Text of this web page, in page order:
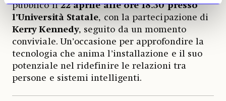
pubblico il22 aprile alle ore 18.30 presso
l’Università Statale, con la partecipazione di
Kerry Kennedy, seguito da un momento
conviviale. Un’occasione per approfondire la
tecnologia che anima l’installazione e il suo
potenziale nel ridefinire le relazioni tra
persone e sistemi intelligenti.